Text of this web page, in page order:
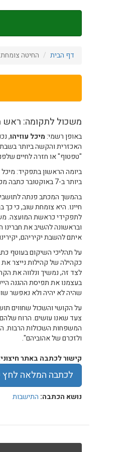
דף הבית החיטה
משכול לתקומה: ראש
באופן רשמי:מיכל עוזיהו,
"טפטוף" או חזרה לחיים
ביומה הראשון בתפקיד:
ביותר ב-7 באוקטובר כתבה מכתב לתושבים: "המשימה הגדולה שלנו היא לבחור בחיים ובבית שלנו".
בהמשך המכתב פנתה
חיינו. היא צומחת שוב, כי
לתפקידי כראשת המועצה.
ובראשונה להשיב את
איתם להשבת יקיריהם,
על תהליכי השיקום בעוטף
כקהילה של קהילות נייצר
לצד זה, נמשיך ונלווה את
בעצמנו את תפיסת ההגנה
שהיה לא יהיה ולא נאפשר
צעד שאנו עושים. הרוח
המשפחות השכולות הרבות.
ולזכרם של אהוביהם".
קישור לכתבה באתר
לכתבה המלאה לחץ
נושא הכתבה: התישבות